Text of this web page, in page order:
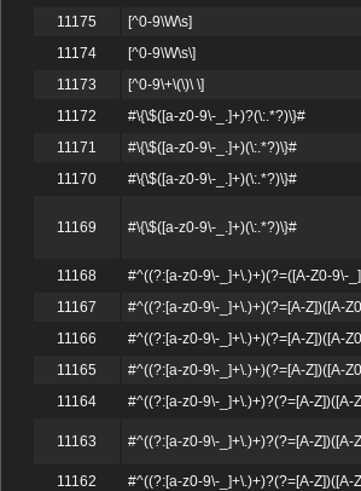
11175
[^0-9\W\s]
11174
[^0-9\W\s\]
11173
[^0-9\+\(\)\ \]
11172
#\{\$([a-z0-9\-_.]+)?(\:.*?)\}#
11171
#\{\$([a-z0-9\-_.]+)(\:.*?)\}#
11170
#\{\$([a-z0-9\-_.]+)(\:.*?)\}#
11169 #\{\$([a-z0-9\-_.]+)(\:.*?)\}#
11168 #^((?:[a-z0-9\-_]+\.)+)(?=([A-Z0-9\-
11167
#^((?:[a-z0-9\-_]+\.)+)(?=[A-Z])([A-
11166
#^((?:[a-z0-9\-_]+\.)+)(?=[A-Z])([A-
11165
#^((?:[a-z0-9\-_]+\.)+)(?=[A-Z])([A-
11164
#^((?:[a-z0-9\-_]+\.)+)?(?=[A-Z])([A-
11163 #^((?:[a-z0-9\-_]+\.)+)?(?=[A-Z])([A-
11162 #^((?:[a-z0-9\-_]+\.)+)?(?=[A-Z])([A-